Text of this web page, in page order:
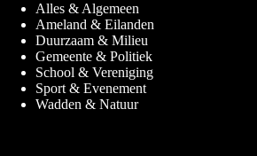
Alles & Algemeen
Ameland & Eilanden
Duurzaam & Milieu
Gemeente & Politiek
School & Vereniging
Sport & Evenement
Wadden & Natuur